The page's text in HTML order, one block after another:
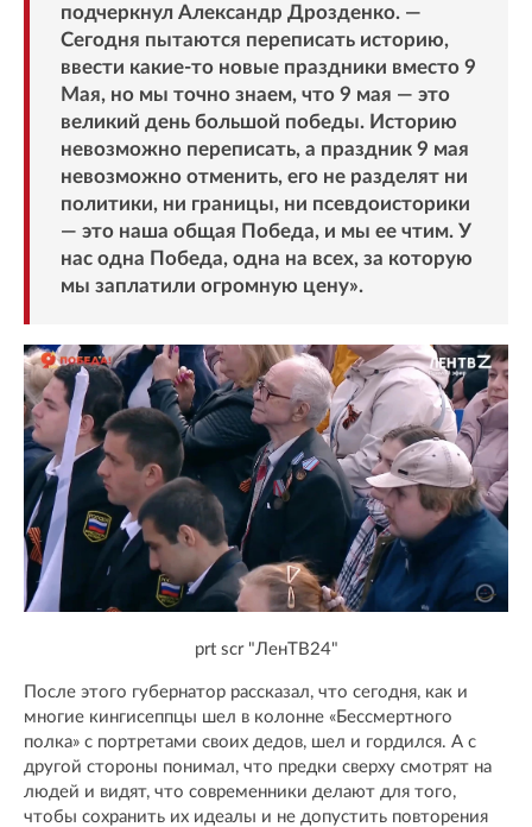
подчеркнул Александр Дрозденко. —
Сегодня пытаются переписать историю,
ввести какие-то новые праздники вместо 9
Мая, но мы точно знаем, что 9 мая — это
великий день большой победы. Историю
невозможно переписать, а праздник 9 мая
невозможно отменить, его не разделят ни
политики, ни границы, ни псевдоисторики
— это наша общая Победа, и мы ее чтим. У
нас одна Победа, одна на всех, за которую
мы заплатили огромную цену».
prt scr "ЛенТВ24"
После этого губернатор рассказал, что сегодня, как и
многие кингисеппцы шел в колонне «Бессмертного
полка» с портретами своих дедов, шел и гордился. А с
другой стороны понимал, что предки сверху смотрят на
людей и видят, что современники делают для того,
чтобы сохранить их идеалы и не допустить повторения